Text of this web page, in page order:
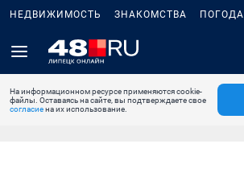
НЕДВИЖИМОСТЬ ЗНАКОМСТВА ПОГОДА
На информационном ресурсе применяются cookie-
файлы. Оставаясь на сайте, вы подтверждаете свое
согласиена их использование.